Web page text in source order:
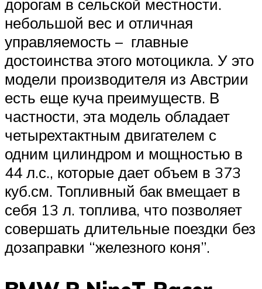
дорогам в сельской местности.
небольшой вес и отличная
управляемость – главные
достоинства этого мотоцикла. У это
модели производителя из Австрии
есть еще куча преимуществ. В
частности, эта модель обладает
четырехтактным двигателем с
одним цилиндром и мощностью в
44 л.с., которые дает объем в 373
куб.см. Топливный бак вмещает в
себя 13 л. топлива, что позволяет
совершать длительные поездки без
дозаправки “железного коня”.